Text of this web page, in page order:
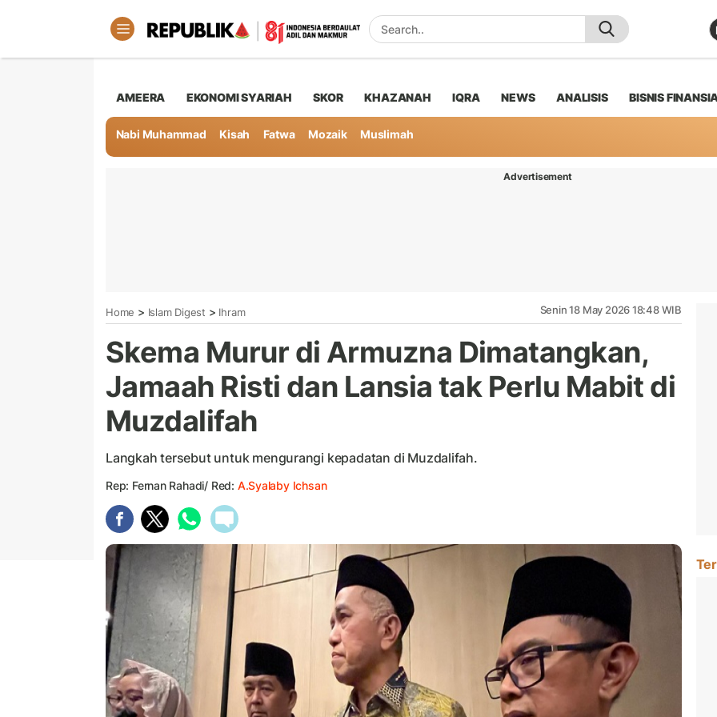
AMEERA EKONOMI SYARIAH SKOR KHAZANAH IQRA NEWS ANALISIS BISNIS
Nabi Muhammad Kisah Fatwa Mozaik Muslimah
Advertisement
Home > Islam Digest > Ihram Senin 18 May 2026 18:48 WIB
Skema Murur di Armuzna Dimatangkan,
Jamaah Risti dan Lansia tak Perlu Mabit di
Muzdalifah
Langkah tersebut untuk mengurangi kepadatan di Muzdalifah.
Rep: Fernan Rahadi/ Red: A.Syalaby Ichsan